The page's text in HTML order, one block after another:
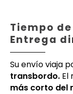
Tiempo
Entrega
Su envío viaja
transbordo. El
más corto del